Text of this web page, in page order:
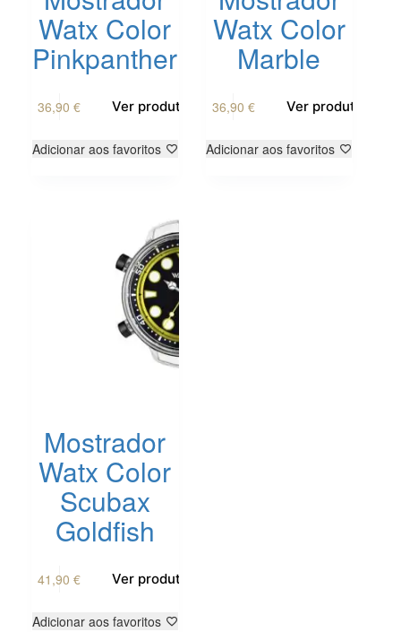
Watx Color
Pinkpanther
36,90€ Ver produto
Adicionar aos favoritos
Watx Color
Marble
36,90 € Ver produto
Adicionar aos favoritos
Mostrador
Watx Color
Scubax
Goldfish
41,90€ Ver produto
Adicionar aos favoritos